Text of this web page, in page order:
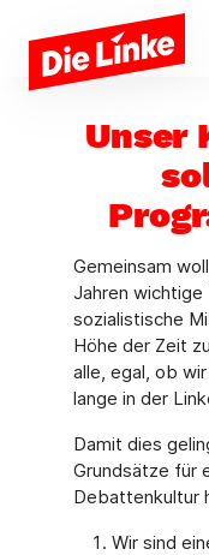
Zum Hauptinhalt springen
Unser
Gemeinsam
Jahren wichtige
sozialistische
Höhe der Zeit
alle, egal, ob
lange in der
Damit dies
Grundsätze für
Debattenkultur
Wir sind